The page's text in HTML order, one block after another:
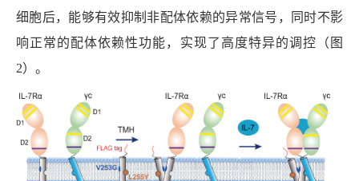
细胞后，能够有效抑制非配体依赖的异常信号，同时不影
响正常的配体依赖性功能，实现了高度特异的调控（图
2）。